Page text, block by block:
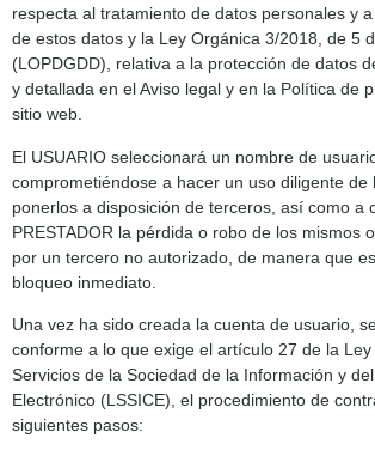
respecta al tratamiento de datos personales y
de estos datos y la Ley Orgánica 3/2018, de 5
(LOPDGDD), relativa a la protección de datos
y detallada en el Aviso legal y en la Política de
sitio web.
El USUARIO seleccionará un nombre de
comprometiéndose a hacer un uso diligente de
ponerlos a disposición de terceros, así como a
PRESTADOR la pérdida o robo de los mismos
por un tercero no autorizado, de manera que
bloqueo inmediato.
Una vez ha sido creada la cuenta de usuario,
conforme a lo que exige el artículo 27 de la
Servicios de la Sociedad de la Información y
Electrónico (LSSICE), el procedimiento de
siguientes pasos: